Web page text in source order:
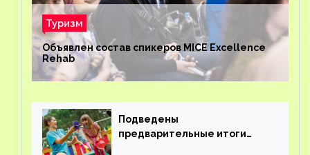
Туризм
Объявлен состав спикеров MICE Excellence
Rehab
Подведены
предварительные итоги